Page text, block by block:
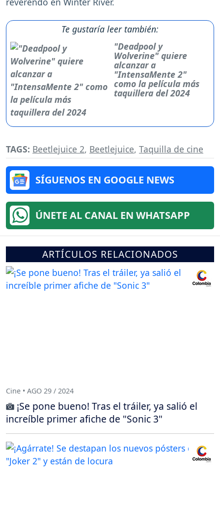
Te gustaría leer también:
"Deadpool y
Wolverine" quiere
alcanzar a
"IntensaMente 2"
como la película más
taquillera del 2024
TAGS: Beetlejuice 2, Beetlejuice, Taquilla de cine
SÍGUENOS EN GOOGLE NEWS
ÚNETE AL CANAL EN WHATSAPP
ARTÍCULOS RELACIONADOS
Cine • AGO 29 / 2024
¡Se pone bueno! Tras el tráiler, ya salió el
increíble primer afiche de "Sonic 3"